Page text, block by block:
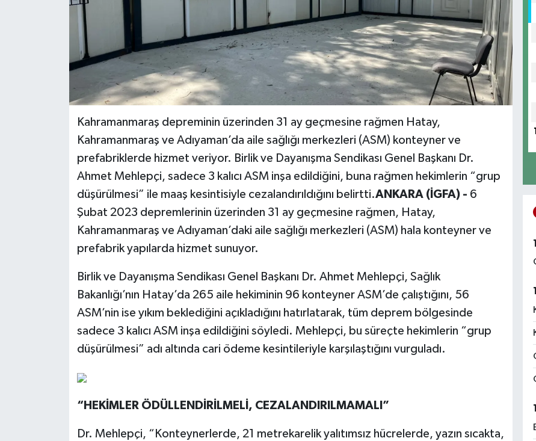
Kahramanmaraş depreminin üzerinden 31 ay geçmesine rağmen Hatay,
Kahramanmaraş ve Adıyaman’da aile sağlığı merkezleri (ASM) konteyner ve
prefabriklerde hizmet veriyor. Birlik ve Dayanışma Sendikası Genel Başkanı Dr.
Ahmet Mehlepçi, sadece 3 kalıcı ASM inşa edildiğini, buna rağmen hekimlerin “grup
düşürülmesi” ile maaş kesintisiyle cezalandırıldığını belirtti.ANKARA (İGFA) - 6
Şubat 2023 depremlerinin üzerinden 31 ay geçmesine rağmen, Hatay,
Kahramanmaraş ve Adıyaman’daki aile sağlığı merkezleri (ASM) hala konteyner ve
prefabrik yapılarda hizmet sunuyor.
Birlik ve Dayanışma Sendikası Genel Başkanı Dr. Ahmet Mehlepçi, Sağlık
Bakanlığı’nın Hatay’da 265 aile hekiminin 96 konteyner ASM’de çalıştığını, 56
ASM’nin ise yıkım beklediğini açıkladığını hatırlatarak, tüm deprem bölgesinde
sadece 3 kalıcı ASM inşa edildiğini söyledi. Mehlepçi, bu süreçte hekimlerin “grup
düşürülmesi” adı altında cari ödeme kesintileriyle karşılaştığını vurguladı.
“HEKİMLER ÖDÜLLENDİRİLMELİ, CEZALANDIRILMAMALI”
Dr. Mehlepçi, “Konteynerlerde, 21 metrekarelik yalıtımsız hücrelerde, yazın sıcakta,